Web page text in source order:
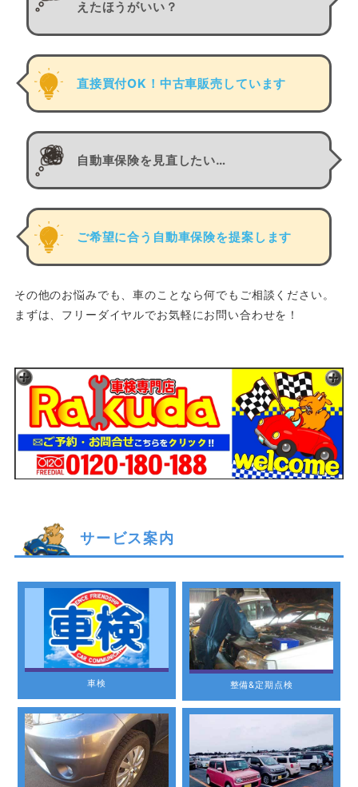
えたほうがいい？
直接買付OK！中古車販売しています
自動車保険を見直したい…
ご希望に合う自動車保険を提案します
その他のお悩みでも、車のことなら何でもご相談ください。
まずは、フリーダイヤルでお気軽にお問い合わせを！
サービス案内
車検 整備&定期点検